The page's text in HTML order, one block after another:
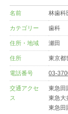
名前 林歯科
カテゴリー 歯科
住所・地域 瀬田
住所 東京都
電話番号 03-
交通アクセ
ス
東急
東急
東急